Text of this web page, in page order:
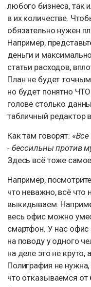
любого бизнеса, так
в их количестве.
обязательно нужен
Например,
деньги и
статьи расходов,
План не будет
но будет понятно
голове столько
табличный редактор
Как там говорят: «
- бессильны против
Здесь всё тоже
Например,
что неважно, всё что
выкидываем.
весь офис можно
смартфон. У нас
на поводу у одного
на деле это не круто,
Полиграфия не
что отказываемся